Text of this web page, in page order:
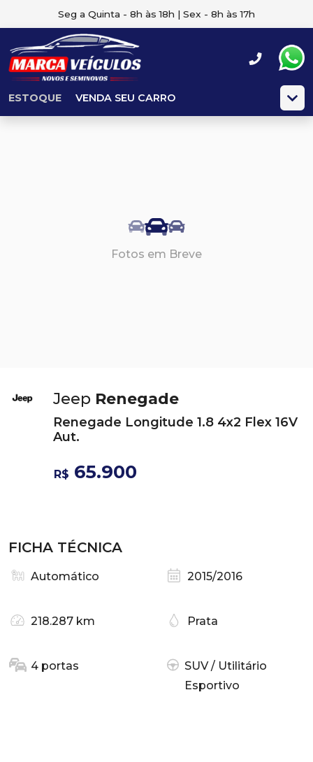
Seg a Quinta - 8h às 18h | Sex - 8h às 17h
ESTOQUE VENDA SEU CARRO
Fotos em Breve
Jeep Renegade
Renegade Longitude 1.8 4x2 Flex 16V
Aut.
R$ 65.900
FICHA TÉCNICA
Automático 2015/2016
218.287 km Prata
4 portas
SUV / Utilitário
Esportivo